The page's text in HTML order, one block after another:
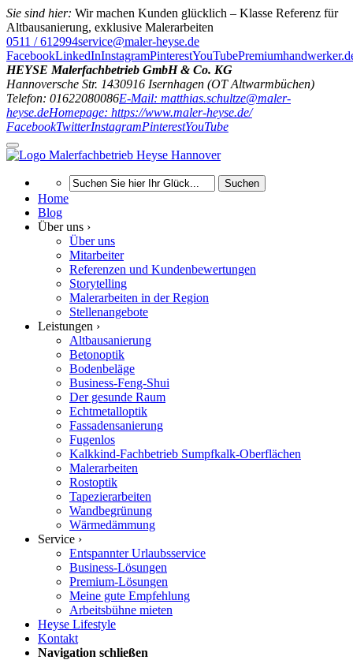
Sie sind hier: Wir machen Kunden glücklich – Klasse Referenz für
Altbausanierung, exklusive Malerarbeiten
0511 / 612994service@maler-heyse.de
FacebookLinkedInInstagramPinterestYouTube
HEYSE Malerfachbetrieb GmbH & Co. KG
Hannoversche Str. 1430916 Isernhagen (OT Altwarmbüchen)
Telefon: 01622080086E-Mail: matthias.schultze@maler-
heyse.deHomepage: https://www.maler-heyse.de/
FacebookTwitterInstagramPinterestYouTube
Suchen
Home
Blog
Über uns ›
Über uns
Mitarbeiter
Referenzen und Kundenbewertungen
Storytelling
Malerarbeiten in der Region
Stellenangebote
Leistungen ›
Altbausanierung
Betonoptik
Bodenbeläge
Business-Feng-Shui
Der gesunde Raum
Echtmetalloptik
Fassadensanierung
Fugenlos
Kalkkind-Fachbetrieb Sumpfkalk-Oberflächen
Malerarbeiten
Rostoptik
Tapezierarbeiten
Wandbegrünung
Wärmedämmung
Service ›
Entspannter Urlaubsservice
Business-Lösungen
Premium-Lösungen
Meine gute Empfehlung
Arbeitsbühne mieten
Heyse Lifestyle
Kontakt
Navigation schließen